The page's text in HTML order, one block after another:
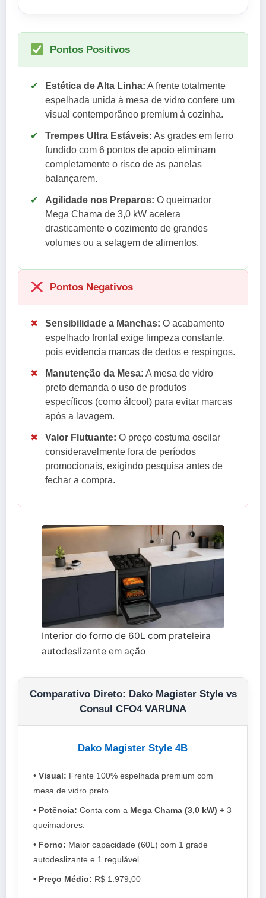
Pontos Positivos
✔ Estética de Alta Linha: A frente totalmente
espelhada unida à mesa de vidro confere um
visual contemporâneo premium à cozinha.
✔ Trempes Ultra Estáveis: As grades em ferro
fundido com 6 pontos de apoio eliminam
completamente o risco de as panelas
balançarem.
✔ Agilidade nos Preparos: O queimador
Mega Chama de 3,0 kW acelera
drasticamente o cozimento de grandes
volumes ou a selagem de alimentos.
Pontos Negativos
✖ Sensibilidade a Manchas: O acabamento
espelhado frontal exige limpeza constante,
pois evidencia marcas de dedos e respingos.
✖ Manutenção da Mesa: A mesa de vidro
preto demanda o uso de produtos
específicos (como álcool) para evitar marcas
após a lavagem.
✖ Valor Flutuante: O preço costuma oscilar
consideravelmente fora de períodos
promocionais, exigindo pesquisa antes de
fechar a compra.
Interior do forno de 60L com prateleira
autodeslizante em ação
Comparativo Direto: Dako Magister Style vs
Consul CFO4 VARUNA
Dako Magister Style 4B
• Visual: Frente 100% espelhada premium com
mesa de vidro preto.
• Potência: Conta com a Mega Chama (3,0 kW) + 3
queimadores.
• Forno: Maior capacidade (60L) com 1 grade
autodeslizante e 1 regulável.
• Preço Médio: R$ 1.979,00